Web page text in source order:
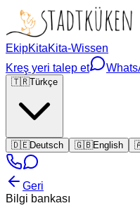
EkipKitaKita-Wissen
Kreş yeri talep et
🇹🇷Türkçe
🇩🇪Deutsch 🇬🇧English
Geri
Bilgi bankası